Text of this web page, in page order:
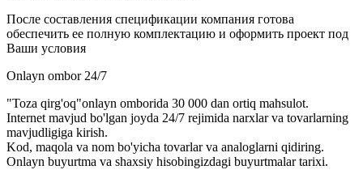
После составления спецификации компания готова
обеспечить ее полную комплектацию и оформить проект под
Ваши условия
Onlayn ombor 24/7
"Toza qirg'oq"onlayn omborida 30 000 dan ortiq mahsulot.
Internet mavjud bo'lgan joyda 24/7 rejimida narxlar va tovarlarning
mavjudligiga kirish.
Kod, maqola va nom bo'yicha tovarlar va analoglarni qidiring.
Onlayn buyurtma va shaxsiy hisobingizdagi buyurtmalar tarixi.